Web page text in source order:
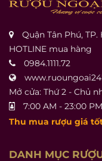
Quận Tân Phú,
HOTLINE mua hàng
0984.1111.72
Mở cửa: Thứ 2 - Chủ
7:00 AM - 23:00 PM
Thu mua rượu giá
DANH MỤC